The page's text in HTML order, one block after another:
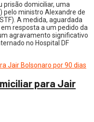
prisão domiciliar, uma
ministro Alexandre de
A medida, aguardada
resposta a um pedido da
agravamento significativo
no Hospital DF
para Jair